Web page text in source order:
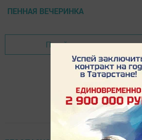
ПЕННАЯ ВЕЧЕРИНКА
Перейти на страницу